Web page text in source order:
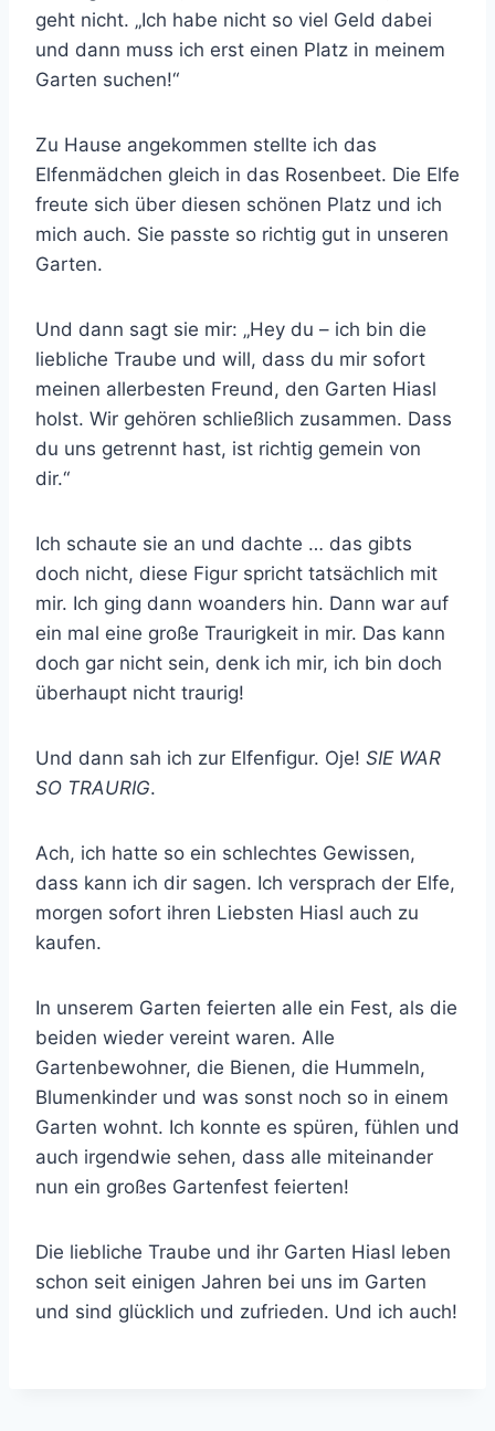
geht nicht. „Ich habe nicht so viel Geld dabei
und dann muss ich erst einen Platz in meinem
Garten suchen!“
Zu Hause angekommen stellte ich das
Elfenmädchen gleich in das Rosenbeet. Die Elfe
freute sich über diesen schönen Platz und ich
mich auch. Sie passte so richtig gut in unseren
Garten.
Und dann sagt sie mir: „Hey du – ich bin die
liebliche Traube und will, dass du mir sofort
meinen allerbesten Freund, den Garten Hiasl
holst. Wir gehören schließlich zusammen. Dass
du uns getrennt hast, ist richtig gemein von
dir.“
Ich schaute sie an und dachte … das gibts
doch nicht, diese Figur spricht tatsächlich mit
mir. Ich ging dann woanders hin. Dann war auf
ein mal eine große Traurigkeit in mir. Das kann
doch gar nicht sein, denk ich mir, ich bin doch
überhaupt nicht traurig!
Und dann sah ich zur Elfenfigur. Oje! SIE WAR
SO TRAURIG.
Ach, ich hatte so ein schlechtes Gewissen,
dass kann ich dir sagen. Ich versprach der Elfe,
morgen sofort ihren Liebsten Hiasl auch zu
kaufen.
In unserem Garten feierten alle ein Fest, als die
beiden wieder vereint waren. Alle
Gartenbewohner, die Bienen, die Hummeln,
Blumenkinder und was sonst noch so in einem
Garten wohnt. Ich konnte es spüren, fühlen und
auch irgendwie sehen, dass alle miteinander
nun ein großes Gartenfest feierten!
Die liebliche Traube und ihr Garten Hiasl leben
schon seit einigen Jahren bei uns im Garten
und sind glücklich und zufrieden. Und ich auch!